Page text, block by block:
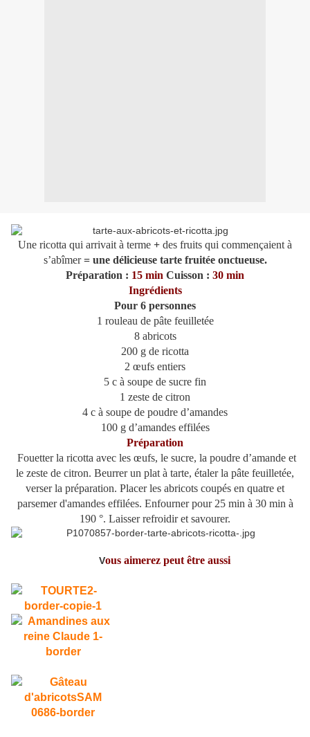
Une ricotta qui arrivait à terme + des fruits qui commençaient à
s’abîmer= une délicieuse tarte fruitée onctueuse.
Préparation : 15 min Cuisson : 30 min
Ingrédients
Pour 6 personnes
1 rouleau de pâte feuilletée
8 abricots
200 g de ricotta
2 œufs entiers
5 c à soupe de sucre fin
1 zeste de citron
4 c à soupe de poudre d’amandes
100 g d’amandes effilées
Préparation
Fouetter la ricotta avec les œufs, le sucre, la poudre d’amande et
le zeste de citron. Beurrer un plat à tarte, étaler la pâte feuilletée,
verser la préparation. Placer les abricots coupés en quatre et
parsemer d'amandes effilées. Enfourner pour 25 min à 30 min à
190 °. Laisser refroidir et savourer.
Vous aimerez peut être aussi